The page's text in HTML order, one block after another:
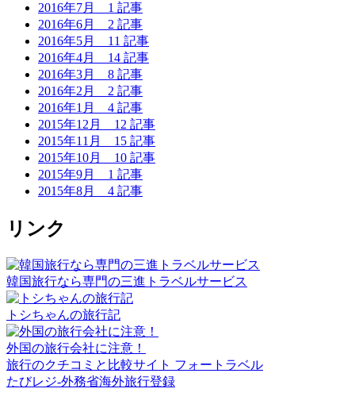
2016年7月 1 記事
2016年6月 2 記事
2016年5月 11 記事
2016年4月 14 記事
2016年3月 8 記事
2016年2月 2 記事
2016年1月 4 記事
2015年12月 12 記事
2015年11月 15 記事
2015年10月 10 記事
2015年9月 1 記事
2015年8月 4 記事
リンク
韓国旅行なら専門の三進トラベルサービス
トシちゃんの旅行記
外国の旅行会社に注意！
旅行のクチコミと比較サイト フォートラベル
たびレジ-外務省海外旅行登録